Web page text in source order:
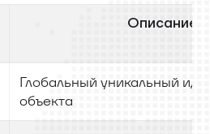
Описание
Глобальный уникальный
объекта